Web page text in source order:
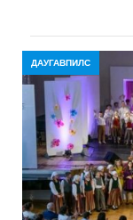
ДАУГАВПИЛС